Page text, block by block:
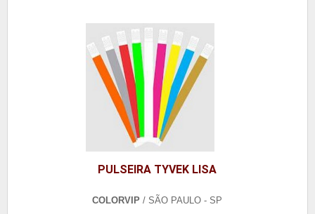
PULSEIRA TYVEK LISA
COLORVIP/ SÃO PAULO - SP